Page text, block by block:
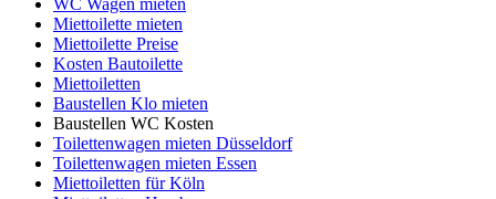
Miettoilette mieten
Miettoilette Preise
Kosten Bautoilette
Miettoiletten
Baustellen Klo mieten
Baustellen WC Kosten
Toilettenwagen mieten Düsseldorf
Toilettenwagen mieten Essen
Miettoiletten für Köln